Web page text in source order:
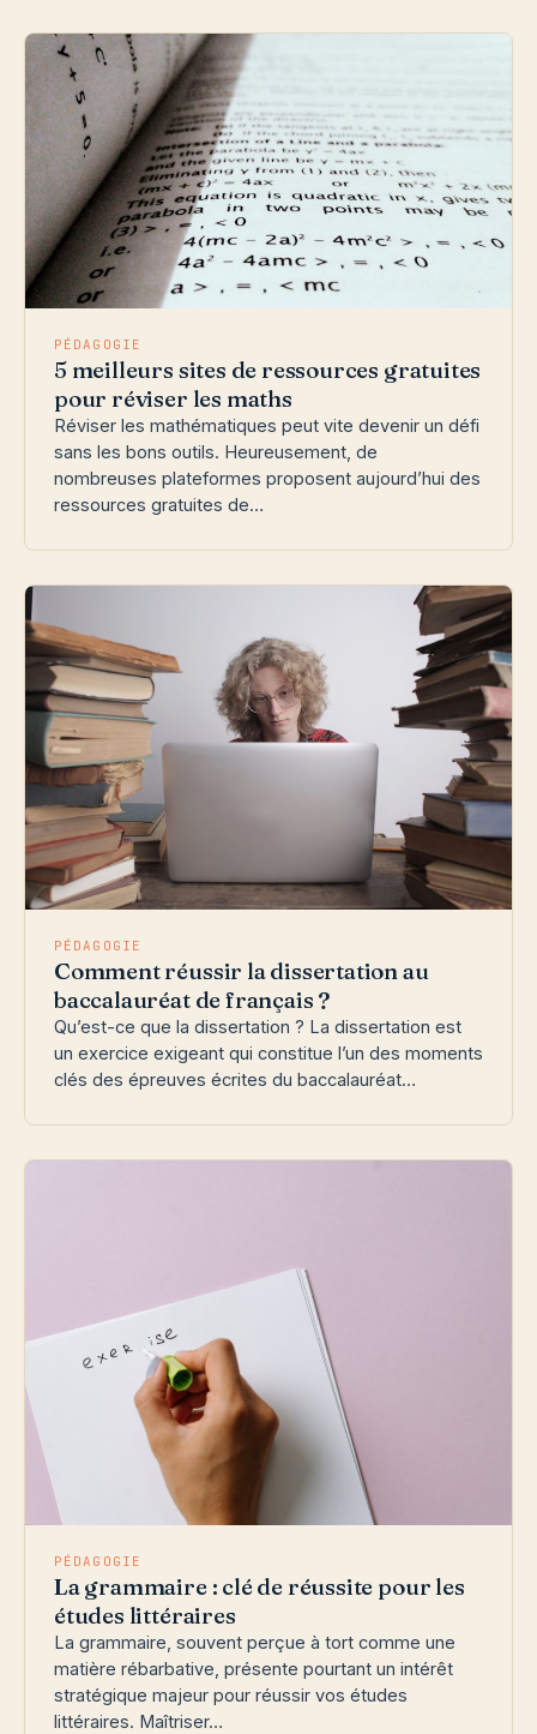
PÉDAGOGIE
5 meilleurs sites de ressources gratuites
pour réviser les maths
Réviser les mathématiques peut vite devenir un défi
sans les bons outils. Heureusement, de
nombreuses plateformes proposent aujourd’hui des
ressources gratuites de…
PÉDAGOGIE
Comment réussir la dissertation au
baccalauréat de français ?
Qu’est-ce que la dissertation ? La dissertation est
un exercice exigeant qui constitue l’un des moments
clés des épreuves écrites du baccalauréat…
PÉDAGOGIE
La grammaire : clé de réussite pour les
études littéraires
La grammaire, souvent perçue à tort comme une
matière rébarbative, présente pourtant un intérêt
stratégique majeur pour réussir vos études
littéraires. Maîtriser…